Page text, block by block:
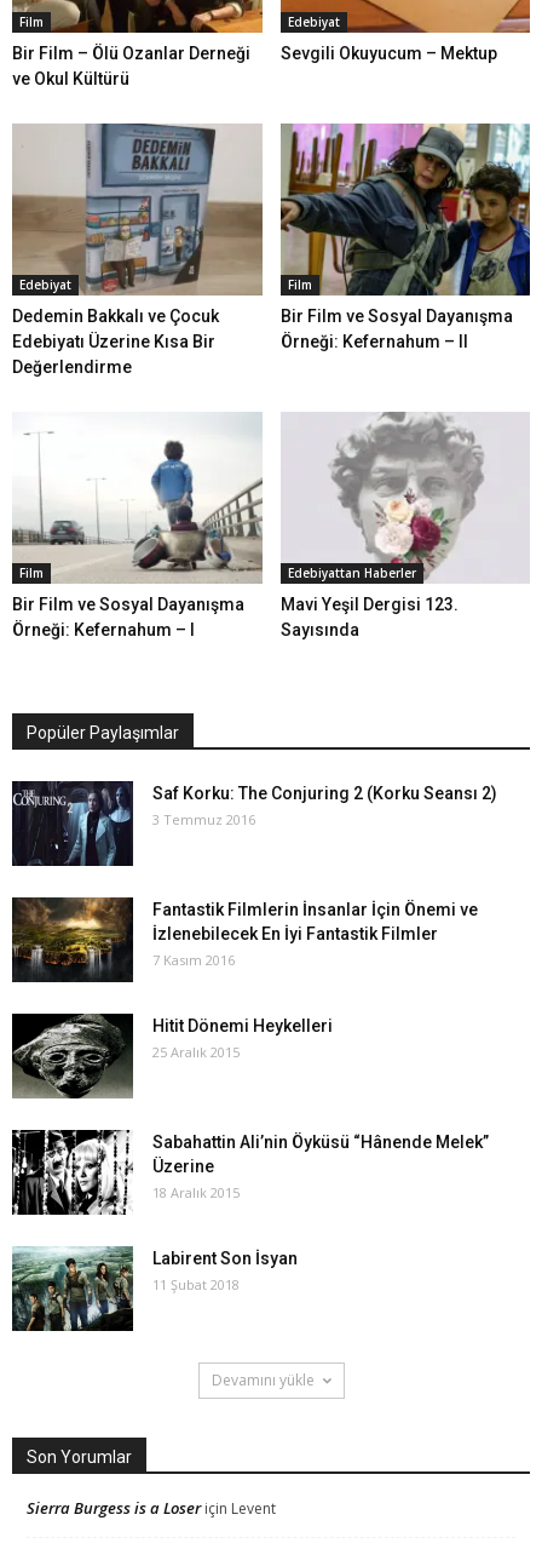
Film
Bir Film – Ölü Ozanlar Derneği
ve Okul Kültürü
Edebiyat
Sevgili Okuyucum – Mektup
Edebiyat
Dedemin Bakkalı ve Çocuk
Edebiyatı Üzerine Kısa Bir
Değerlendirme
Film
Bir Film ve Sosyal Dayanışma
Örneği: Kefernahum – II
Film
Bir Film ve Sosyal Dayanışma
Örneği: Kefernahum – I
Edebiyattan Haberler
Mavi Yeşil Dergisi 123.
Sayısında
Popüler Paylaşımlar
Saf Korku: The Conjuring 2 (Korku Seansı 2)
3 Temmuz 2016
Fantastik Filmlerin İnsanlar İçin Önemi ve
İzlenebilecek En İyi Fantastik Filmler
7 Kasım 2016
Hitit Dönemi Heykelleri
25 Aralık 2015
Sabahattin Ali’nin Öyküsü “Hânende Melek”
Üzerine
18 Aralık 2015
Labirent Son İsyan
11 Şubat 2018
Devamını yükle
Son Yorumlar
Sierra Burgess is a Loseriçin Levent